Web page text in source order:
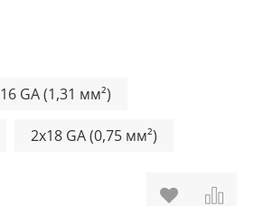
16 GA (1,31 мм²)
2x18 GA (0,75 мм²)